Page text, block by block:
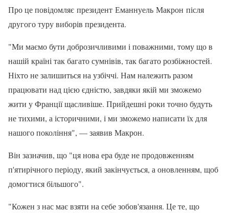
Про це повідомляє президент Еманнуель Макрон після
другого туру виборів президента.
"Ми маємо бути доброзичливими і поважними, тому що в
нашій країні так багато сумнівів, так багато розбіжностей.
Ніхто не залишиться на узбіччі. Нам належить разом
працювати над цією єдністю, завдяки якій ми зможемо
жити у Франції щасливіше. Прийдешні роки точно будуть
не тихими, а історичними, і ми зможемо написати їх для
нашого покоління", — заявив Макрон.
Він зазначив, що "ця нова ера буде не продовженням
п'ятирічного періоду, який закінчується, а оновленням, щоб
домогтися більшого".
"Кожен з нас має взяти на себе зобов'язання. Це те, що